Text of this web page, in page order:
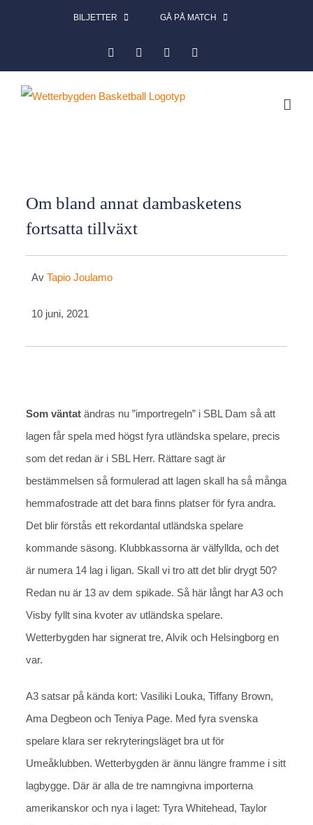
BILJETTER GÅ PÅ MATCH
FacebookInstagram
Om bland annat dambasketens
fortsatta tillväxt
Av Tapio Joulamo
10 juni, 2021
Som väntat ändras nu ”importregeln” i SBL Dam så att
lagen får spela med högst fyra utländska spelare, precis
som det redan är i SBL Herr. Rättare sagt är
bestämmelsen så formulerad att lagen skall ha så många
hemmafostrade att det bara finns platser för fyra andra.
Det blir förstås ett rekordantal utländska spelare
kommande säsong. Klubbkassorna är välfyllda, och det
är numera 14 lag i ligan. Skall vi tro att det blir drygt 50?
Redan nu är 13 av dem spikade. Så här långt har A3 och
Visby fyllt sina kvoter av utländska spelare.
Wetterbygden har signerat tre, Alvik och Helsingborg en
var.
A3 satsar på kända kort: Vasiliki Louka, Tiffany Brown,
Ama Degbeon och Teniya Page. Med fyra svenska
spelare klara ser rekryteringsläget bra ut för
Umeåklubben. Wetterbygden är ännu längre framme i sitt
lagbygge. Där är alla de tre namngivna importerna
amerikanskor och nya i laget: Tyra Whitehead, Taylor